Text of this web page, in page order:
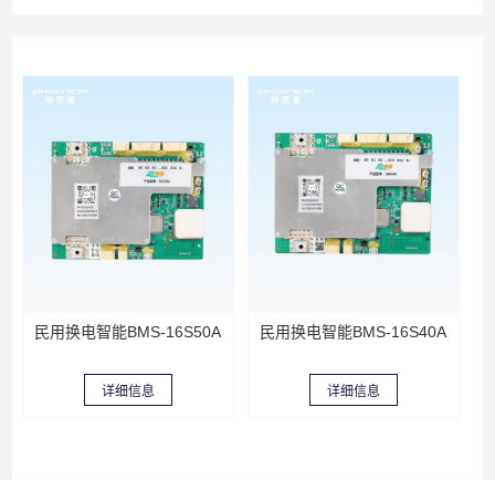
民用换电智能BMS-16S50A
详细信息
民用换电智能BMS-16S40A
详细信息